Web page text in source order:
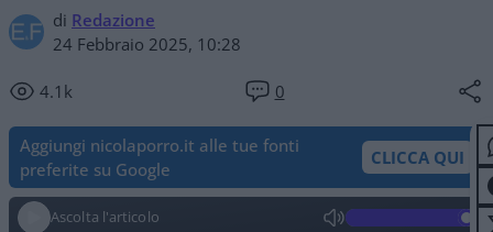
di Redazione
24 Febbraio 2025, 10:28
4.1k 0
Aggiungi nicolaporro.it alle tue fonti
preferite su Google
CLICCA QUI
Ascolta l'articolo